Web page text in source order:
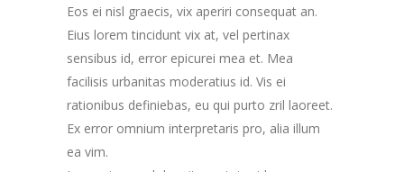
Eos ei nisl graecis, vix aperiri consequat an.
Eius lorem tincidunt vix at, vel pertinax
sensibus id, error epicurei mea et. Mea
facilisis urbanitas moderatius id. Vis ei
rationibus definiebas, eu qui purto zril laoreet.
Ex error omnium interpretaris pro, alia illum
ea vim.